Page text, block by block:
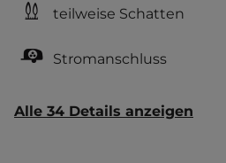
teilweise Schatten
Stromanschluss
Alle 34 Details anzeigen